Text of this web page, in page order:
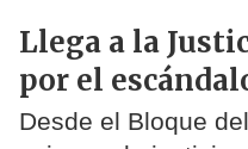
Llega a la
por el
Desde el Bloque